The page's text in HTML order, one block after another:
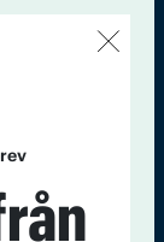
Lundkvist,
In English